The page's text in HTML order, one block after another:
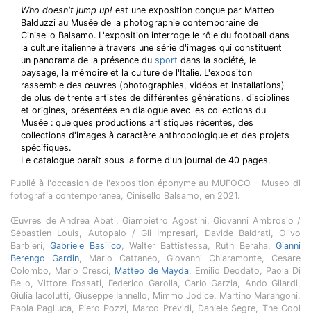
Who doesn't jump up! est une exposition conçue par Matteo
Balduzzi au Musée de la photographie contemporaine de
Cinisello Balsamo. L'exposition interroge le rôle du football dans
la culture italienne à travers une série d'images qui constituent
un panorama de la présence du sport dans la société, le
paysage, la mémoire et la culture de l'Italie. L'expositon
rassemble des œuvres (photographies, vidéos et installations)
de plus de trente artistes de différentes générations, disciplines
et origines, présentées en dialogue avec les collections du
Musée : quelques productions artistiques récentes, des
collections d'images à caractère anthropologique et des projets
spécifiques.
Le catalogue paraît sous la forme d'un journal de 40 pages.
Publié à l'occasion de l'exposition éponyme au MUFOCO – Museo di
fotografia contemporanea, Cinisello Balsamo, en 2021.
Œuvres de Andrea Abati, Giampietro Agostini, Giovanni Ambrosio /
Sébastien Louis, Autopalo / Gli Impresari, Davide Baldrati, Olivo
Barbieri,Gabriele Basilico, Walter Battistessa, Ruth Beraha,Gianni
Berengo Gardin, Mario Cattaneo, Giovanni Chiaramonte, Cesare
Colombo, Mario Cresci, Matteo de Mayda, Emilio Deodato, Paola Di
Bello, Vittore Fossati, Federico Garolla, Carlo Garzia, Ando Gilardi,
Giulia Iacolutti, Giuseppe Iannello, Mimmo Jodice, Martino Marangoni,
Paola Pagliuca, Piero Pozzi, Marco Previdi, Daniele Segre, The Cool